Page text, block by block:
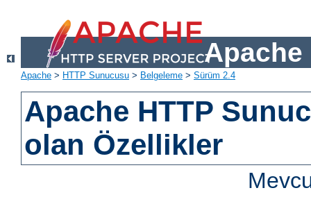
Apache
Apache > HTTP Sunucusu > Belgeleme > Sürüm 2.4
Apache HTTP
olan Özellikler